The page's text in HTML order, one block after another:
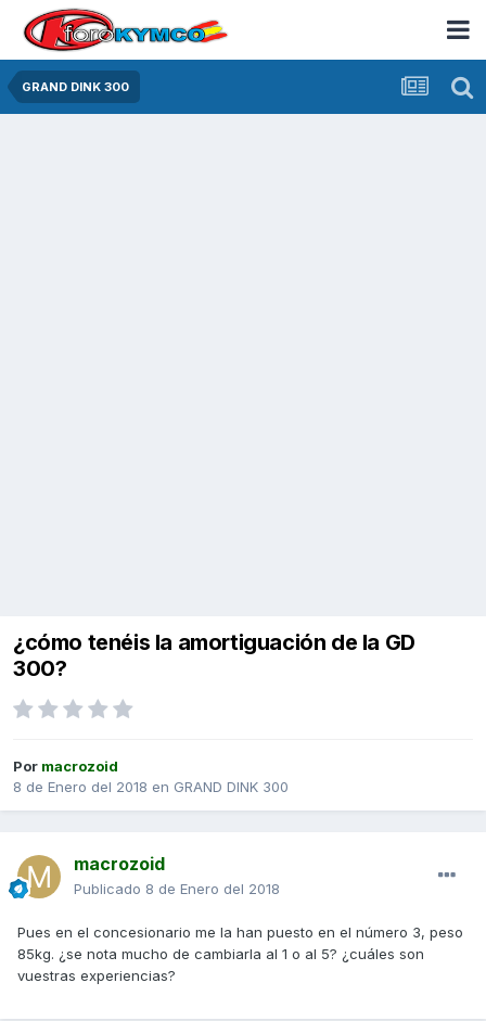
GRAND DINK 300
¿cómo tenéis la amortiguación de la GD
300?
Por macrozoid
8 de Enero del 2018 en GRAND DINK 300
macrozoid
Publicado 8 de Enero del 2018
Pues en el concesionario me la han puesto en el número 3, peso
85kg. ¿se nota mucho de cambiarla al 1 o al 5? ¿cuáles son
vuestras experiencias?